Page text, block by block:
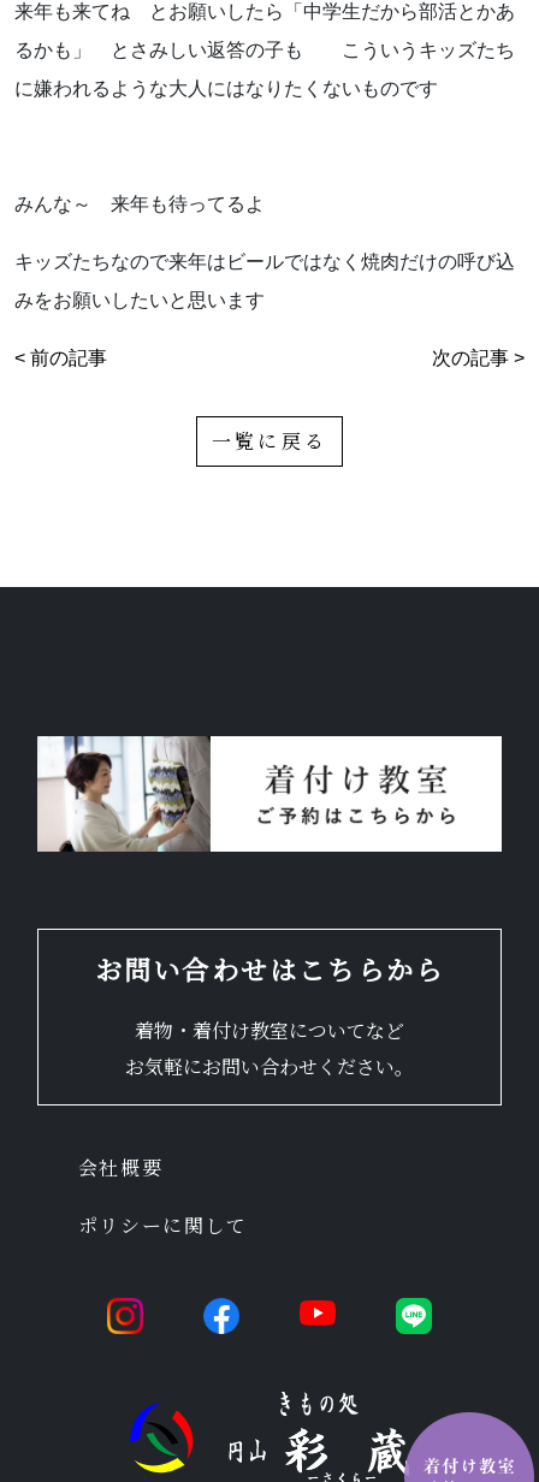
来年も来てね とお願いしたら「中学生だから部活とかあ
るかも」 とさみしい返答の子も こういうキッズたち
に嫌われるような大人にはなりたくないものです
みんな～ 来年も待ってるよ
キッズたちなので来年はビールではなく焼肉だけの呼び込
みをお願いしたいと思います
< 前の記事 次の記事 >
一覧に戻る
お問い合わせはこちらから
着物・着付け教室についてなど
お気軽にお問い合わせください。
ポリシーに関して
会社概要